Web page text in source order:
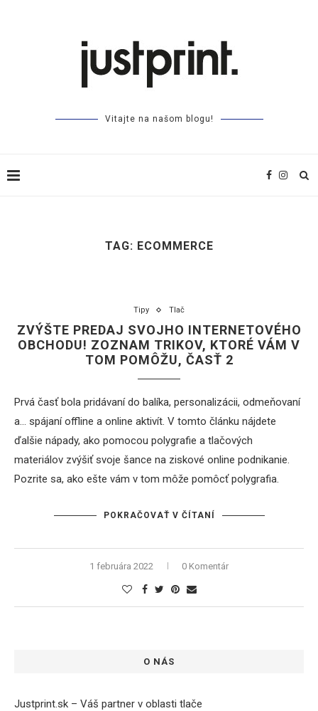
Vitajte na našom blogu!
TAG: ECOMMERCE
Tipy Tlač
ZVÝŠTE PREDAJ SVOJHO INTERNETOVÉHO
OBCHODU! ZOZNAM TRIKOV, KTORÉ VÁM V
TOM POMÔŽU, ČASŤ 2
Prvá časť bola pridávaní do balíka, personalizácii, odmeňovaní
a… spájaní offline a online aktivít. V tomto článku nájdete
ďalšie nápady, ako pomocou polygrafie a tlačových
materiálov zvýšiť svoje šance na ziskové online podnikanie.
Pozrite sa, ako ešte vám v tom môže pomôcť polygrafia.
POKRAČOVAŤ V ČÍTANÍ
1 februára 2022 0 Komentár
O NÁS
Justprint.sk – Váš partner v oblasti tlače